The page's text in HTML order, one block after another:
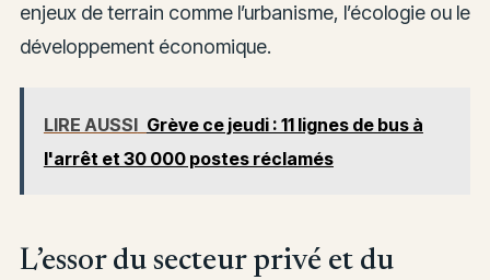
enjeux de terrain comme l’urbanisme, l’écologie ou le
développement économique.
LIRE AUSSI Grève ce jeudi : 11 lignes de bus à
l'arrêt et 30 000 postes réclamés
L’essor du secteur privé et du